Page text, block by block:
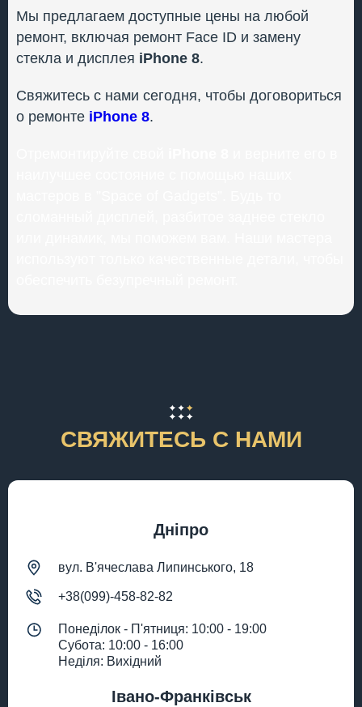
Мы предлагаем доступные цены на любой
ремонт, включая ремонт Face ID и замену
стекла и дисплея iPhone 8.
Свяжитесь с нами сегодня, чтобы договориться
о ремонте iPhone 8.
СВЯЖИТЕСЬ С НАМИ
Дніпро
вул. В'ячеслава Липинського, 18
+38(099)-458-82-82
Понеділок - П'ятниця: 10:00 - 19:00
Субота: 10:00 - 16:00
Неділя: Вихідний
Івано-Франківськ